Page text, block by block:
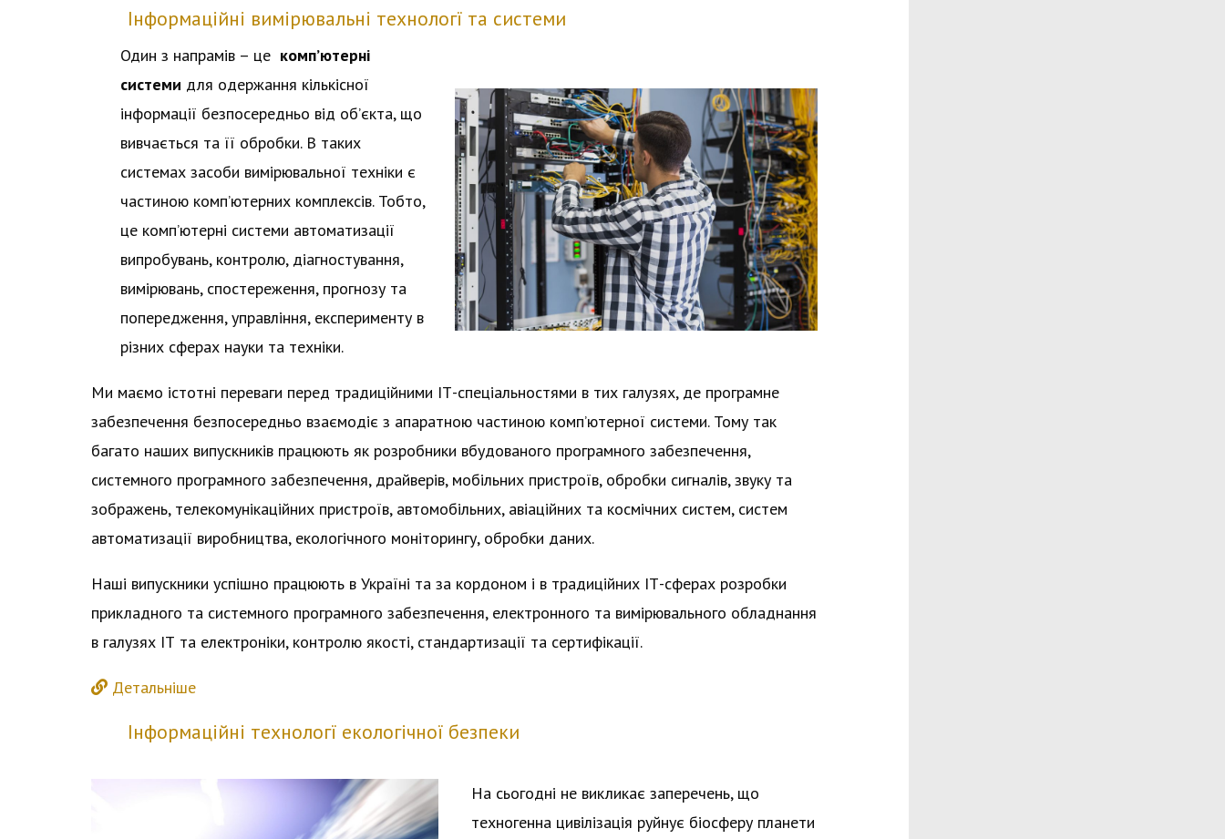
Інформаційні вимірювальні технологї та системи
Один з напрамів – це комп’ютерні
системи для одержання кількісної
інформації безпосередньо від об’єкта, що
вивчається та її обробки. В таких
системах засоби вимірювальної техніки є
частиною комп’ютерних комплексів. Тобто,
це комп’ютерні системи автоматизації
випробувань, контролю, діагностування,
вимірювань, спостереження, прогнозу та
попередження, управління, експерименту в
різних сферах науки та техніки.
Ми маємо істотні переваги перед традиційними ІТ-спеціальностями в тих галузях, де програмне
забезпечення безпосередньо взаємодіє з апаратною частиною комп’ютерної системи. Тому так
багато наших випускників працюють як розробники вбудованого програмного забезпечення,
системного програмного забезпечення, драйверів, мобільних пристроїв, обробки сигналів, звуку та
зображень, телекомунікаційних пристроїв, автомобільних, авіаційних та космічних систем, систем
автоматизації виробництва, екологічного моніторингу, обробки даних.
Наші випускники успішно працюють в Україні та за кордоном і в традиційних ІТ-сферах розробки
прикладного та системного програмного забезпечення, електронного та вимірювального обладнання
в галузях ІТ та електроніки, контролю якості, стандартизації та сертифікації.
Детальніше
Інформаційні технологї екологічної безпеки
На сьогодні не викликає заперечень, що
техногенна цивілізація руйнує біосферу планети